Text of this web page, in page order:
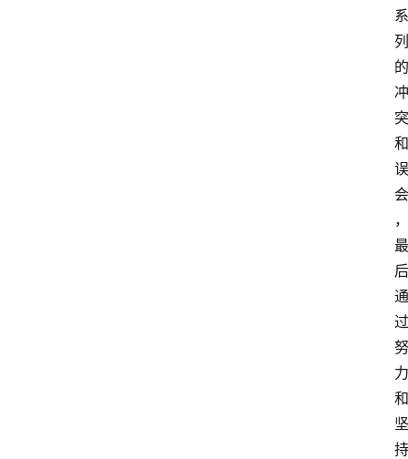
系
列
的
冲
突
和
误
会
，
最
后
通
过
努
力
和
坚
持